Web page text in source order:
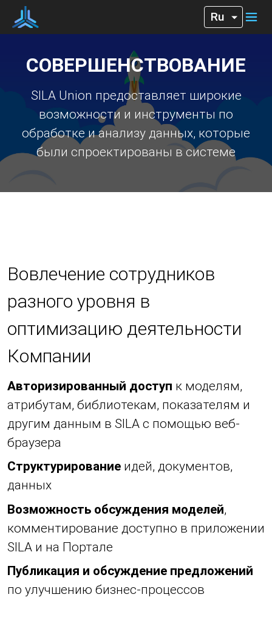
СОВЕРШЕНСТВОВАНИЕ
SILA Union предоставляет широкие
возможности и инструменты по
обработке и анализу данных, которые
были спроектированы в системе
Вовлечение сотрудников
разного уровня в
оптимизацию деятельности
Компании
Авторизированный доступ к моделям,
атрибутам, библиотекам, показателям и
другим данным в SILA с помощью веб-
браузера
Структурирование идей, документов,
данных
Возможность обсуждения моделей,
комментирование доступно в приложении
SILA и на Портале
Публикация и обсуждение предложений
по улучшению бизнес-процессов